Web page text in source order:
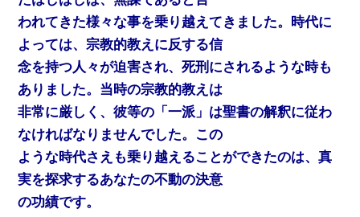
われてきた様々な事を乗り越えてきました。時代に
よっては、宗教的教えに反する信
念を持つ人々が迫害され、死刑にされるような時も
ありました。当時の宗教的教えは
非常に厳しく、彼等の「一派」は聖書の解釈に従わ
なければなりませんでした。この
ような時代さえも乗り越えることができたのは、真
実を探求するあなたの不動の決意
の功績です。